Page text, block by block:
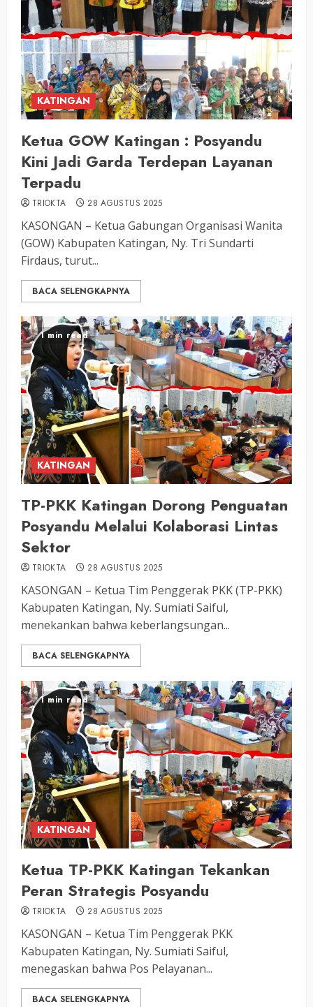
KATINGAN
Ketua GOW Katingan : Posyandu
Kini Jadi Garda Terdepan Layanan
Terpadu
TRIOKTA 28 AGUSTUS 2025
KASONGAN – Ketua Gabungan Organisasi Wanita
(GOW) Kabupaten Katingan, Ny. Tri Sundarti
Firdaus, turut...
BACA SELENGKAPNYA
1 min read
KATINGAN
TP-PKK Katingan Dorong Penguatan
Posyandu Melalui Kolaborasi Lintas
Sektor
TRIOKTA 28 AGUSTUS 2025
KASONGAN – Ketua Tim Penggerak PKK (TP-PKK)
Kabupaten Katingan, Ny. Sumiati Saiful,
menekankan bahwa keberlangsungan...
BACA SELENGKAPNYA
1 min read
KATINGAN
Ketua TP-PKK Katingan Tekankan
Peran Strategis Posyandu
TRIOKTA 28 AGUSTUS 2025
KASONGAN – Ketua Tim Penggerak PKK
Kabupaten Katingan, Ny. Sumiati Saiful,
menegaskan bahwa Pos Pelayanan...
BACA SELENGKAPNYA